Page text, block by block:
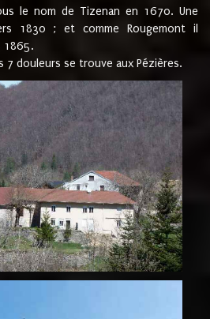
le nom de Tizenan en 1670. Une
1830 ; et comme Rougemont il
1865.
7 douleurs se trouve aux Pézières.